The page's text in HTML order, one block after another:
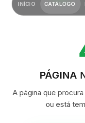
INÍCIO CATÁLOGO
PÁGINA
A página que
ou está